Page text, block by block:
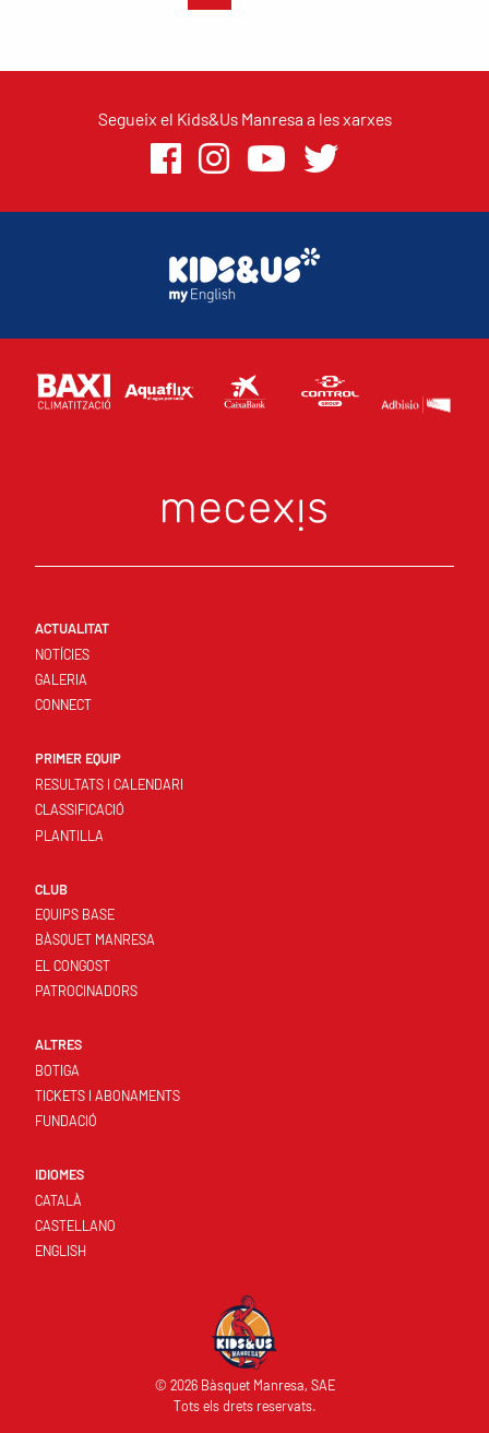
Segueix el Kids&Us Manresa a les xarxes
ACTUALITAT
NOTÍCIES
GALERIA
CONNECT
PRIMER EQUIP
RESULTATS I CALENDARI
CLASSIFICACIÓ
PLANTILLA
CLUB
EQUIPS BASE
BÀSQUET MANRESA
EL CONGOST
PATROCINADORS
ALTRES
BOTIGA
TICKETS I ABONAMENTS
FUNDACIÓ
IDIOMES
CATALÀ
CASTELLANO
ENGLISH
© 2026 Bàsquet Manresa, SAE
Tots els drets reservats.